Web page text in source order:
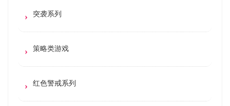
突袭系列
策略类游戏
红色警戒系列